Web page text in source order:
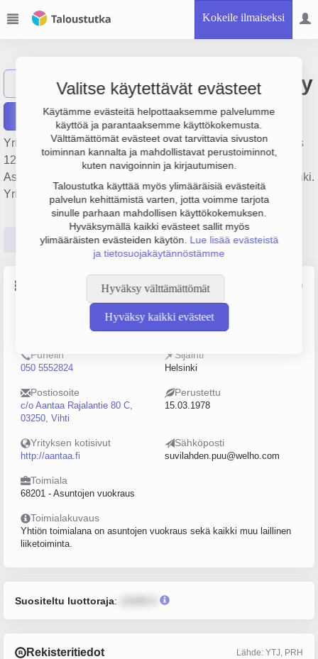
Kokeile ilmaiseksi
Valitse käytettävät evästeet
Käytämme evästeitä helpottaaksemme palvelumme
käyttöä ja parantaaksemme käyttökokemusta.
Välttämättömät evästeet ovat tarvittavia sivuston
toiminnan kannalta ja mahdollistavat perustoiminnot,
kuten navigoinnin ja kirjautumisen.
Taloustutka käyttää myös ylimääräisiä evästeitä
palvelun kehittämistä varten, jotta voimme tarjota
sinulle parhaan mahdollisen käyttökokemuksen.
Hyväksymällä kaikki evästeet sallit myös
ylimääräisten evästeiden käytön. Lue lisää evästeistä
ja tietosuojakäytännöstämme
Hyväksy välttämättömät
Hyväksy kaikki evästeet
Näytä haku Suvilahden Puu Oy
Raportit
Yrityksen Suvilahden Puu Oy liikevaihto on 365 000 €, tulos
122 000 € ja henkilöstömäärä 1. Sen päätoimiala on
Asuntojen vuokraus, perustamisvuosi 1978 ja sijainti Helsinki.
Yrityksen yhtiömuoto Osakeyhtiö (OY).
Perustiedot Tilinpäätösluvut Päättäjätiedot
Lähde: YTJ, PRH, Traficom
Henkilöstömäärä
0–4
Puhelin
050 5552824
Sijainti
Helsinki
Postiosoite
c/o Aantaa Rajalantie 80 C,
03250, Vihti
Perustettu
15.03.1978
Yrityksen kotisivut
http://aantaa.fi
Sähköposti
suvilahden.puu@welho.com
Toimiala
68201 - Asuntojen vuokraus
Toimialakuvaus
Yhtiön toimialana on asuntojen vuokraus sekä kaikki muu laillinen
liiketoiminta.
Suositeltu luottoraja:
Rekisteritiedot Lähde: YTJ, PRH